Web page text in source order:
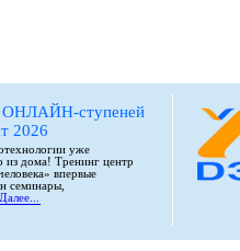
ОНЛАЙН-ступеней
2026
уже
из дома! Тренинг центр
впервые
семинары,
Далее...